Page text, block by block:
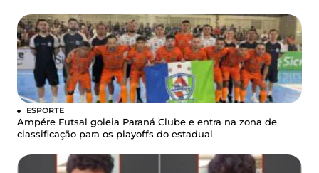
ESPORTE
Ampére Futsal goleia Paraná Clube e entra na zona de
classificação para os playoffs do estadual